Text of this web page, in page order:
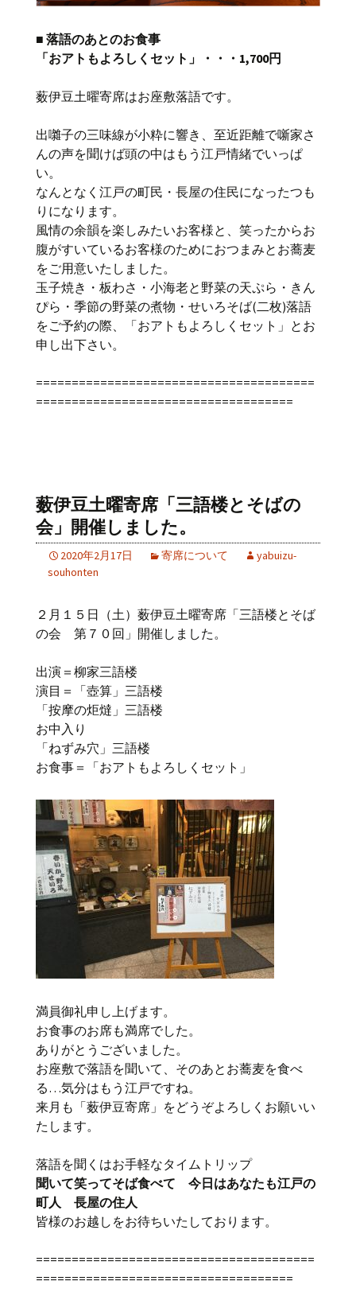
■ 落語のあとのお食事
「おアトもよろしくセット」・・・1,700円
薮伊豆土曜寄席はお座敷落語です。
出囃子の三味線が小粋に響き、至近距離で噺家さ
んの声を聞けば頭の中はもう江戸情緒でいっぱ
い。
なんとなく江戸の町民・長屋の住民になったつも
りになります。
風情の余韻を楽しみたいお客様と、笑ったからお
腹がすいているお客様のためにおつまみとお蕎麦
をご用意いたしました。
玉子焼き・板わさ・小海老と野菜の天ぷら・きん
ぴら・季節の野菜の煮物・せいろそば(二枚)落語
をご予約の際、「おアトもよろしくセット」とお
申し出下さい。
=======================================
====================================
薮伊豆土曜寄席「三語楼とそばの
会」開催しました。
2020年2月17日 寄席について
yabuizu-
souhonten
２月１５日（土）薮伊豆土曜寄席「三語楼とそば
の会 第７０回」開催しました。
出演＝柳家三語楼
演目＝「壺算」三語楼
「按摩の炬燵」三語楼
お中入り
「ねずみ穴」三語楼
お食事＝「おアトもよろしくセット」
満員御礼申し上げます。
お食事のお席も満席でした。
ありがとうございました。
お座敷で落語を聞いて、そのあとお蕎麦を食べ
る…気分はもう江戸ですね。
来月も「薮伊豆寄席」をどうぞよろしくお願いい
たします。
落語を聞くはお手軽なタイムトリップ
聞いて笑ってそば食べて 今日はあなたも江戸の
町人 長屋の住人
皆様のお越しをお待ちいたしております。
=======================================
====================================